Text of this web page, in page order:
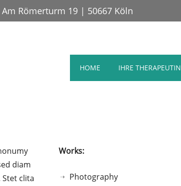
Römerturm 19 | 50667 Köln
HOME IHRE THERAPEUTIN
diam
clita
Works:
Photography